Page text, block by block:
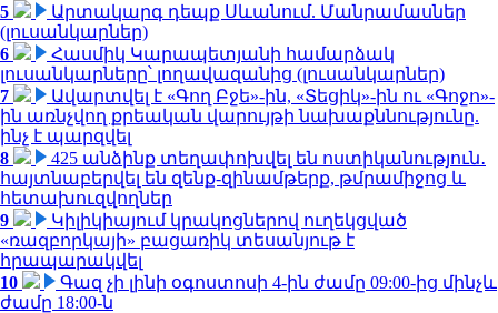
5
Արտակարգ դեպք Սևանում. Մանրամասներ
(լուսանկարներ)
6
Հասմիկ Կարապետյանի համարձակ
լուսանկարները՝ լողավազանից (լուսանկարներ)
7
Ավարտվել է «Գող Բջե»-ին, «Տեցիկ»-ին ու «Գոջո»-
ին առնչվող քրեական վարույթի նախաքննությունը.
ինչ է պարզվել
8
425 անձինք տեղափոխվել են ոստիկանություն․
հայտնաբերվել են զենք-զինամթերք, թմրամիջոց և
հետախուզվողներ
9
Կիլիկիայում կրակոցներով ուղեկցված
«ռազբորկայի» բացառիկ տեսանյութ է
հրապարակվել
10
Գազ չի լինի օգոստոսի 4-ին ժամը 09:00-ից մինչև
ժամը 18:00-ն